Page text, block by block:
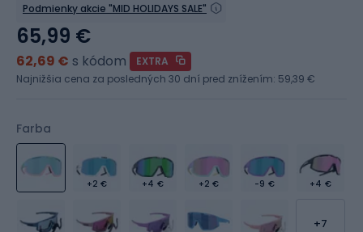
Podmienky akcie "MID HOLIDAYS SALE"
Farba
+2 € +4 € +2 € -9 € +4 €
+7
65,99 €
62,69 € s kódom
EXTRA
Najnižšia cena za posledných 30 dní pred znížením: 59,39 €